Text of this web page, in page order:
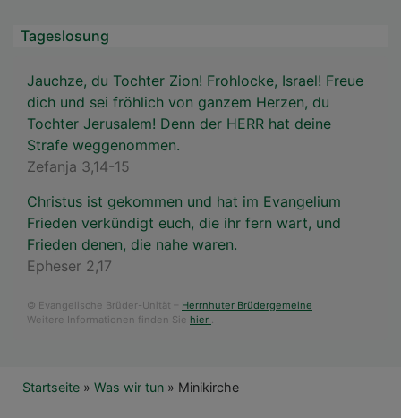
Tageslosung
Jauchze, du Tochter Zion! Frohlocke, Israel! Freue
dich und sei fröhlich von ganzem Herzen, du
Tochter Jerusalem! Denn der HERR hat deine
Strafe weggenommen.
Zefanja 3,14-15
Christus ist gekommen und hat im Evangelium
Frieden verkündigt euch, die ihr fern wart, und
Frieden denen, die nahe waren.
Epheser 2,17
© Evangelische Brüder-Unität – Herrnhuter Brüdergemeine
Weitere Informationen finden Sie hier .
Breadcrumb
Startseite Was wir tun Minikirche